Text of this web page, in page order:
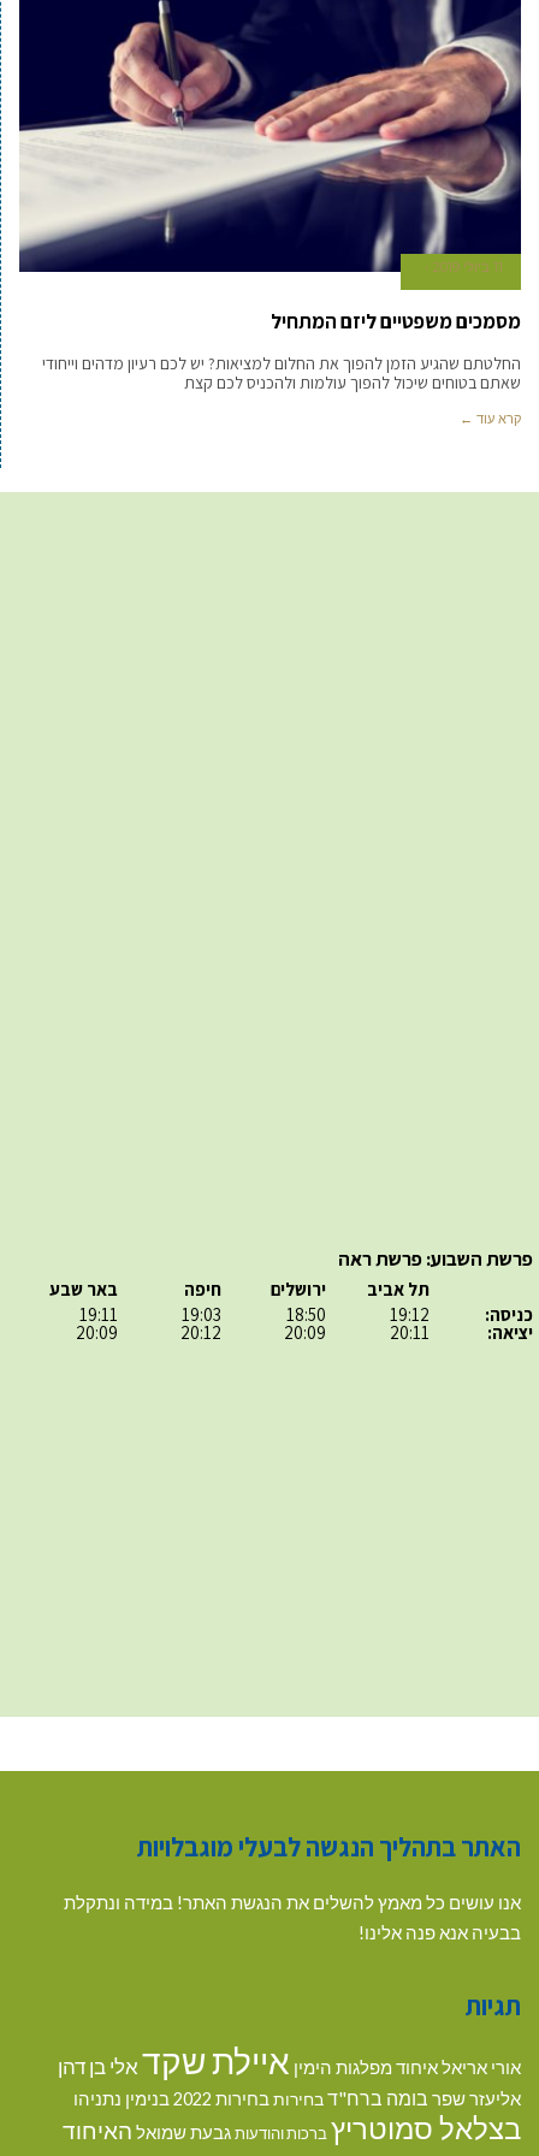
11 ביולי 2019
מסמכים משפטיים ליזם המתחיל
החלטתם שהגיע הזמן להפוך את החלום למציאות? יש לכם רעיון מדהים וייחודי
שאתם בטוחים שיכול להפוך עולמות ולהכניס לכם קצת
קרא עוד ←
פרשת השבוע: פרשת ראה
כניסה:
יציאה:
תל אביב
19:12
20:11
ירושלים
18:50
20:09
חיפה
19:03
20:12
באר שבע
19:11
20:09
האתר בתהליך הנגשה לבעלי מוגבלויות
אנו עושים כל מאמץ להשלים את הנגשת האתר! במידה ונתקלת
בבעיה אנא פנה אלינו!
תגיות
אורי אריאלאיחוד מפלגות הימין איילת שקדאלי בן דהן
אליעזר שפר בומה ברח"דבחירותבחירות 2022 בנימין נתניהו
בצלאל סמוטריץברכות והודעותגבעת שמואל האיחוד